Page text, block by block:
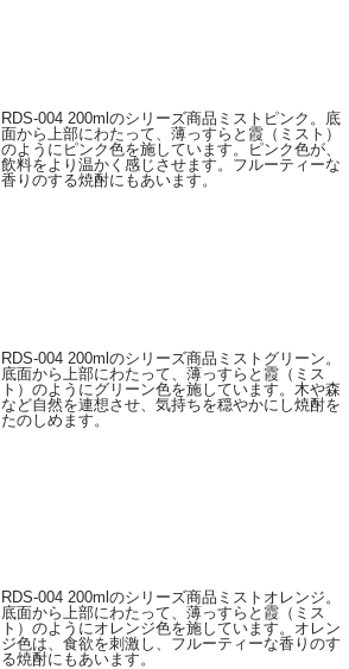
RDS-004 200mlのシリーズ商品ミストピンク。底
面から上部にわたって、薄っすらと霞（ミスト）
のようにピンク色を施しています。ピンク色が、
飲料をより温かく感じさせます。フルーティーな
香りのする焼酎にもあいます。
RDS-004 200mlのシリーズ商品ミストグリーン。
底面から上部にわたって、薄っすらと霞（ミス
ト）のようにグリーン色を施しています。木や森
など自然を連想させ、気持ちを穏やかにし焼酎を
たのしめます。
RDS-004 200mlのシリーズ商品ミストオレンジ。
底面から上部にわたって、薄っすらと霞（ミス
ト）のようにオレンジ色を施しています。オレン
ジ色は、食欲を刺激し、フルーティーな香りのす
る焼酎にもあいます。